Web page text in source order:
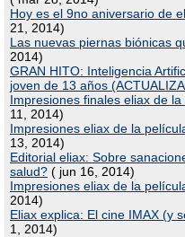
Hoy es el 9no aniversario de
21, 2014)
Las nuevas piernas biónicas
2014)
GRAN HITO: Inteligencia
joven de 13 años
Impresiones finales eliax de
11, 2014)
Impresiones eliax de la
13, 2014)
Editorial eliax: Sobre
salud? ( jun 16, 2014)
Impresiones eliax de la
2014)
Eliax explica: El cine IMAX (y
1, 2014)